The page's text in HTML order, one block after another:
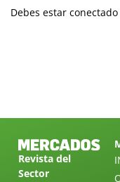
Debes estar
Revista del
Sector